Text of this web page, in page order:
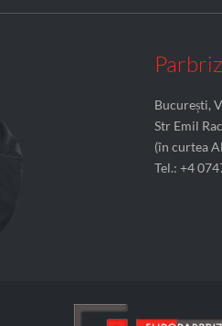
București,
Str Emil
(în curtea
Tel.: +4